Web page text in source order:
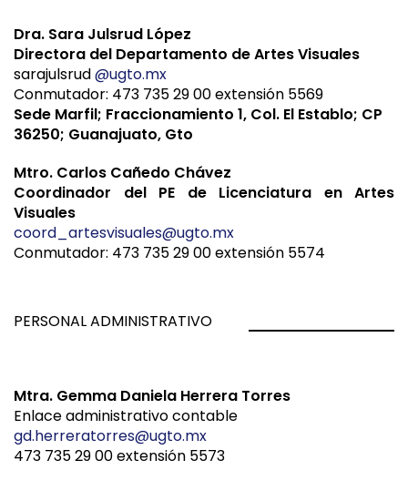
Dra. Sara Julsrud López
Directora del Departamento de Artes Visuales
sarajulsrud@ugto.mx
Conmutador: 473 735 29 00 extensión 5569
Sede Marfil; Fraccionamiento 1, Col. El Establo; CP
36250; Guanajuato, Gto
Mtro. Carlos Cañedo Chávez
Coordinador del PE de Licenciatura en Artes
Visuales
coord_artesvisuales@ugto.mx
Conmutador: 473 735 29 00 extensión 5574
PERSONAL ADMINISTRATIVO
Mtra. Gemma Daniela Herrera Torres
Enlace administrativo contable
gd.herreratorres@ugto.mx
473 735 29 00 extensión 5573